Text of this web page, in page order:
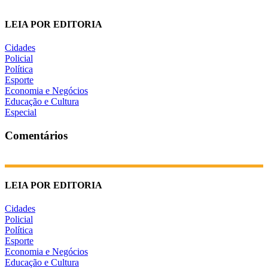
LEIA POR EDITORIA
Cidades
Policial
Política
Esporte
Economia e Negócios
Educação e Cultura
Especial
Comentários
LEIA POR EDITORIA
Cidades
Policial
Política
Esporte
Economia e Negócios
Educação e Cultura